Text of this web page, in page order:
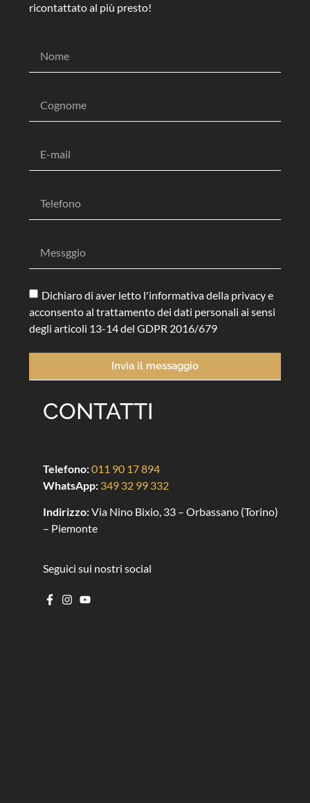
ricontattato al più presto!
Dichiaro di aver letto l'informativa della privacy e
acconsento al trattamento dei dati personali ai sensi
degli articoli 13-14 del GDPR 2016/679
Invia il messaggio
CONTATTI
Telefono:011 90 17 894
WhatsApp: 349 32 99 332
Indirizzo:Via Nino Bixio, 33 – Orbassano (Torino)
– Piemonte
Seguici sui nostri social